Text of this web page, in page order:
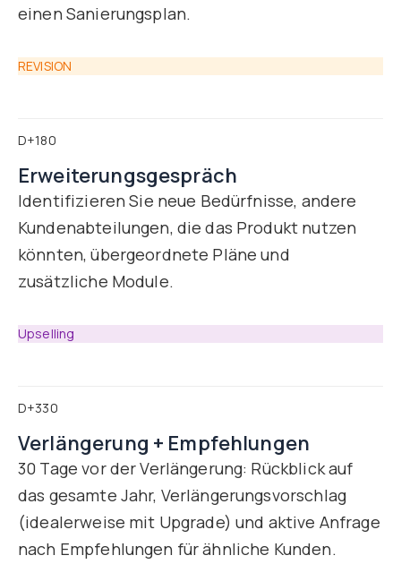
einen Sanierungsplan.
REVISION
D+180
Erweiterungsgespräch
Identifizieren Sie neue Bedürfnisse, andere
Kundenabteilungen, die das Produkt nutzen
könnten, übergeordnete Pläne und
zusätzliche Module.
Upselling
D+330
Verlängerung + Empfehlungen
30 Tage vor der Verlängerung: Rückblick auf
das gesamte Jahr, Verlängerungsvorschlag
(idealerweise mit Upgrade) und aktive Anfrage
nach Empfehlungen für ähnliche Kunden.